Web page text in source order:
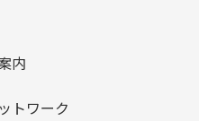
内
トワーク